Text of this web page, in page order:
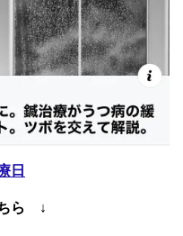
日
ら ↓